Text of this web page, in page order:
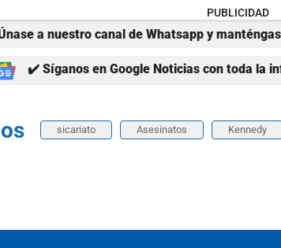
PUBLICIDAD
a nuestro canal de Whatsapp y
✔️ Síganos en Google Noticias con toda la
sicariato Asesinatos Kennedy